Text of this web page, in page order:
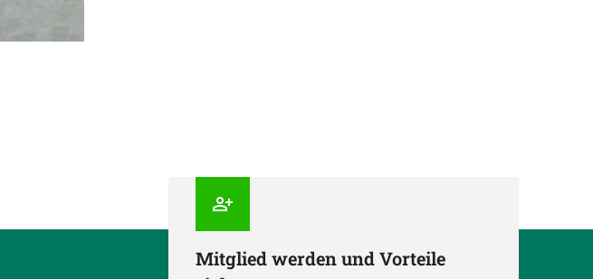
Mitglied werden und Vorteile